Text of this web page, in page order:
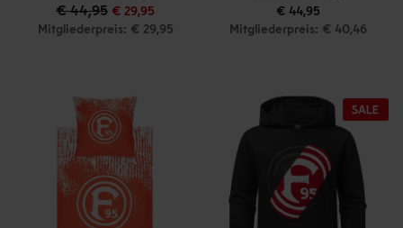
€ 44,95 € 29,95
Mitgliederpreis: € 29,95
€ 44,95
Mitgliederpreis: € 40,46